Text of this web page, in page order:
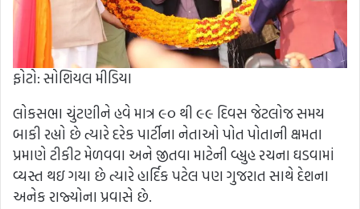
ફોટો: સોશિયલ મીડિયા
લોકસભા ચુંટણીને હવે માત્ર ૯૦ થી ૯૯ દિવસ જેટલોજ સમય
બાકી રહ્યો છે ત્યારે દરેક પાર્ટીના નેતાઓ પોત પોતાની ક્ષમતા
પ્રમાણે ટીકીટ મેળવવા અને જીતવા માટેની વ્હ્યુહ રચના ઘડવામાં
વ્યસ્ત થઇ ગયા છે ત્યારે હાર્દિક પટેલ પણ ગુજરાત સાથે દેશના
અનેક રાજ્યોના પ્રવાસે છે.